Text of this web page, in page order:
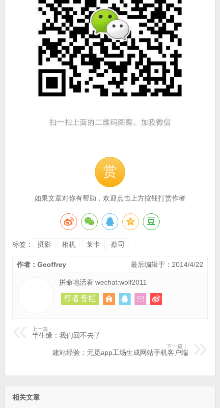
赏
如果文章对你有帮助，欢迎点击上方按钮打赏作者
标签： 摄影 相机 莱卡 蔡司
最后编辑于：2014/4/22
作者：Geoffrey
拼命地活着 wechat:wolf2011
上一篇：
半生缘：我们回不去了
下一篇：
建站经验：无觅app工场生成网站手机客户端
相关文章